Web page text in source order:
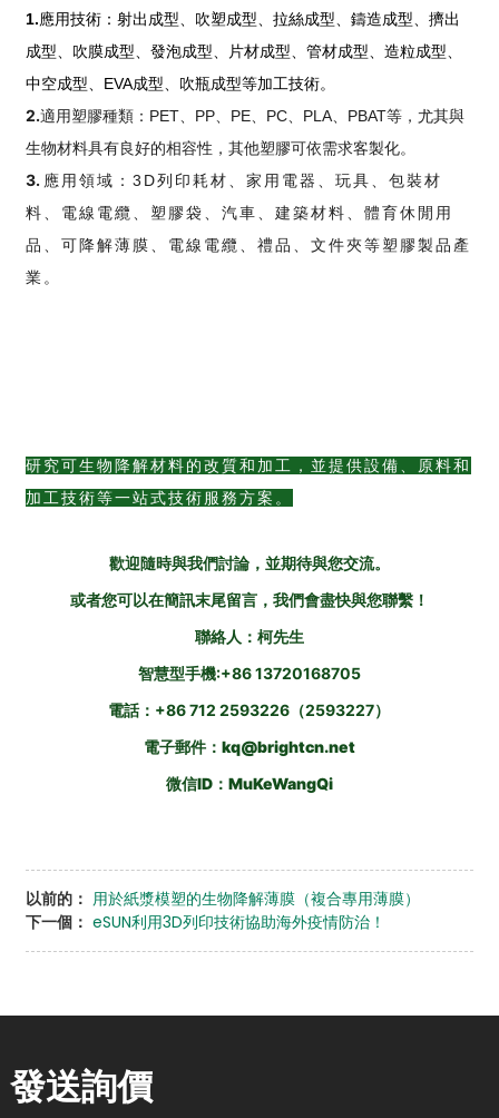
1.應用技術：射出成型、吹塑成型、拉絲成型、鑄造成型、擠出
成型、吹膜成型、發泡成型、片材成型、管材成型、造粒成型、
中空成型、EVA成型、吹瓶成型等加工技術。
2.適用塑膠種類：PET、PP、PE、PC、PLA、PBAT等，尤其與
生物材料具有良好的相容性，其他塑膠可依需求客製化。
3. 應用領域：3D列印耗材、家用電器、玩具、包裝材
料、電線電纜、塑膠袋、汽車、建築材料、體育休閒用
品、可降解薄膜、電線電纜、禮品、文件夾等塑膠製品產
業。
研究可生物降解材料的改質和加工，並提供設備、原料和
加工技術等一站式技術服務方案。
歡迎隨時與我們討論，並期待與您交流。
或者您可以在簡訊末尾留言，我們會盡快與您聯繫！
聯絡人：柯先生
智慧型手機:+86 13720168705
電話：+86 712 2593226（2593227）
電子郵件：kq@brightcn.net
微信ID：MuKeWangQi
以前的： 用於紙漿模塑的生物降解薄膜（複合專用薄膜）
下一個： eSUN利用3D列印技術協助海外疫情防治！
發送詢價